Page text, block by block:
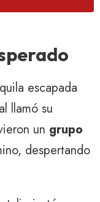
escapada
llamó su
un grupo
despertando